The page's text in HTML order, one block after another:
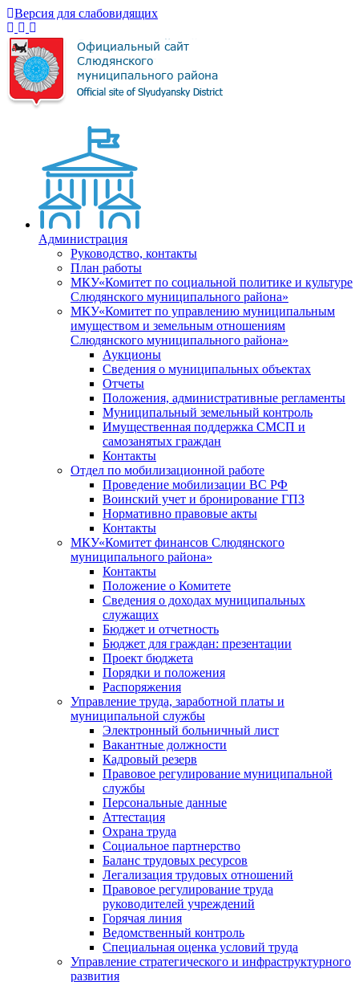
Версия для слабовидящих
Администрация
Руководство, контакты
План работы
МКУ«Комитет по социальной политике и культуре
Слюдянского муниципального района»
МКУ«Комитет по управлению муниципальным
имуществом и земельным отношениям
Слюдянского муниципального района»
Аукционы
Сведения о муниципальных объектах
Отчеты
Положения, административные регламенты
Муниципальный земельный контроль
Имущественная поддержка СМСП и
самозанятых граждан
Контакты
Отдел по мобилизационной работе
Проведение мобилизации ВС РФ
Воинский учет и бронирование ГПЗ
Нормативно правовые акты
Контакты
МКУ«Комитет финансов Слюдянского
муниципального района»
Контакты
Положение о Комитете
Сведения о доходах муниципальных
служащих
Бюджет и отчетность
Бюджет для граждан: презентации
Проект бюджета
Порядки и положения
Распоряжения
Управление труда, заработной платы и
муниципальной службы
Электронный больничный лист
Вакантные должности
Кадровый резерв
Правовое регулирование муниципальной
службы
Персональные данные
Аттестация
Охрана труда
Социальное партнерство
Баланс трудовых ресурсов
Легализация трудовых отношений
Правовое регулирование труда
руководителей учреждений
Горячая линия
Ведомственный контроль
Специальная оценка условий труда
Управление стратегического и инфраструктурного
развития